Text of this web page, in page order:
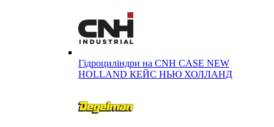
Гідроциліндри на CNH CASE NEW
HOLLAND КЕЙС НЬЮ ХОЛЛАНД